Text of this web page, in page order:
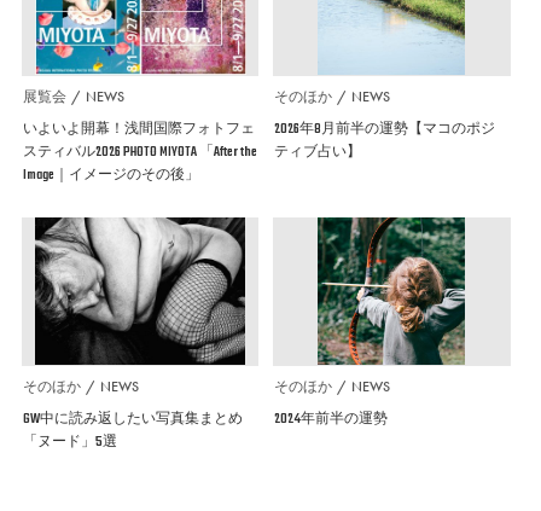
展覧会 NEWS
いよいよ開幕！浅間国際フォトフェ
スティバル2026 PHOTO MIYOTA 「After the
Image｜イメージのその後」
そのほか NEWS
2026年8月前半の運勢【マコのポジ
ティブ占い】
そのほか NEWS
GW中に読み返したい写真集まとめ
「ヌード」5選
そのほか NEWS
2024年前半の運勢